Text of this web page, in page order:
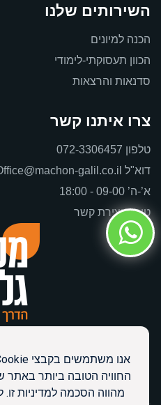
השירותים שלנו
הכנה למיונים
הכוון תעסוקתי-לימודי
סדנאות והרצאות
צרו איתנו קשר
טלפון 072-3306457
דוא"ל galil.co.il
א’-ה’ 09-00 - 18:00
טופס יצירת קשר
החוויה הטובה ביותר
מהווה הסכמה למדיניות